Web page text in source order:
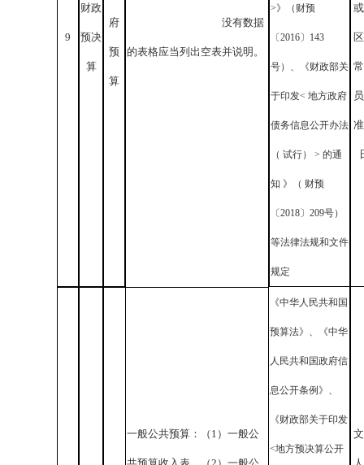
9
财政
预决
算
府
预
算
没有数据
的表格应当列出空表并说明。
>》（财预
〔2016〕143
号）、《财政部关
于印发< 地方政府
债务信息公开办法
（ 试行） > 的通
知 》（ 财预
〔2018〕209号）
等法律法规和文件
规定
一般公共预算：（1）一般公
《中华人民共和国
预算法》、《中华
人民共和国政府信
息公开条例》、
《财政部关于印发
<地方预决算公开